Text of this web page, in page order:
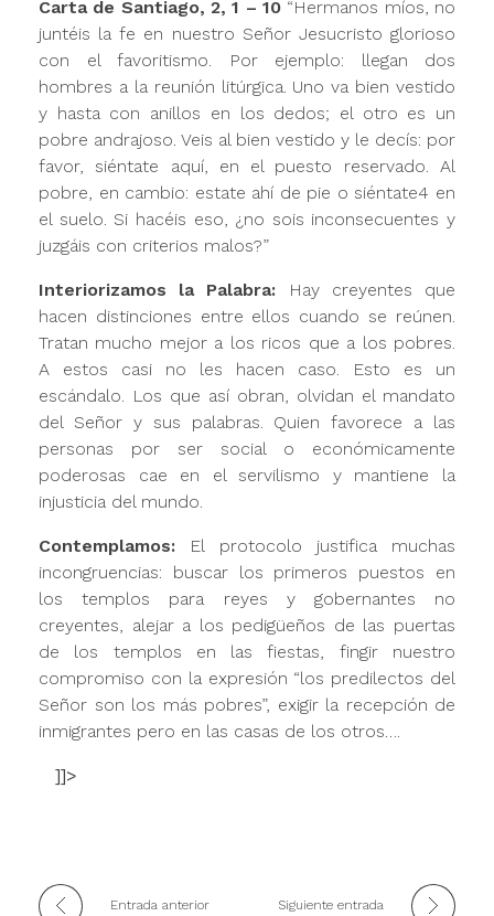
Carta de Santiago, 2, 1 – 10 “Hermanos míos, no
juntéis la fe en nuestro Señor Jesucristo glorioso
con el favoritismo. Por ejemplo: llegan dos
hombres a la reunión litúrgica. Uno va bien vestido
y hasta con anillos en los dedos; el otro es un
pobre andrajoso. Veis al bien vestido y le decís: por
favor, siéntate aquí, en el puesto reservado. Al
pobre, en cambio: estate ahí de pie o siéntate4 en
el suelo. Si hacéis eso, ¿no sois inconsecuentes y
juzgáis con criterios malos?”
Interiorizamos la Palabra: Hay creyentes que
hacen distinciones entre ellos cuando se reúnen.
Tratan mucho mejor a los ricos que a los pobres.
A estos casi no les hacen caso. Esto es un
escándalo. Los que así obran, olvidan el mandato
del Señor y sus palabras. Quien favorece a las
personas por ser social o económicamente
poderosas cae en el servilismo y mantiene la
injusticia del mundo.
Contemplamos: El protocolo justifica muchas
incongruencias: buscar los primeros puestos en
los templos para reyes y gobernantes no
creyentes, alejar a los pedigüeños de las puertas
de los templos en las fiestas, fingir nuestro
compromiso con la expresión “los predilectos del
Señor son los más pobres”, exigir la recepción de
inmigrantes pero en las casas de los otros….
]]>
Entrada anterior Siguiente entrada